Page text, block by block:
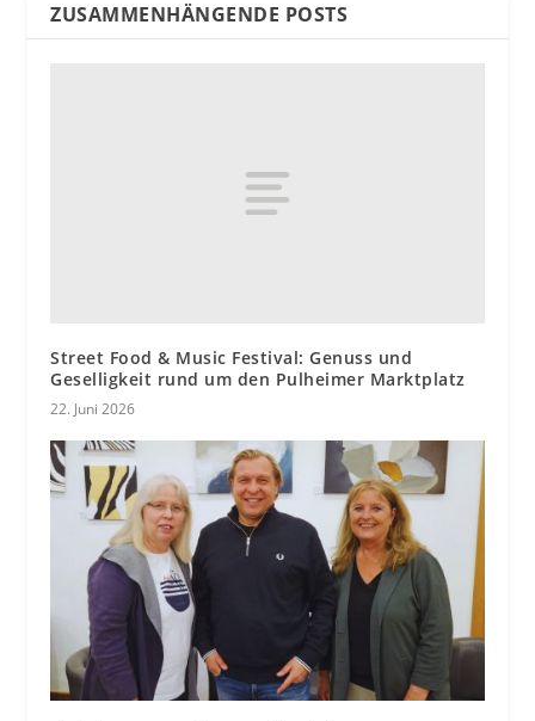
ZUSAMMENHÄNGENDE POSTS
Street Food & Music Festival: Genuss und
Geselligkeit rund um den Pulheimer Marktplatz
22. Juni 2026